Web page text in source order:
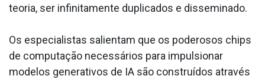
teoria, ser infinitamente duplicados e disseminado.
Os especialistas salientam que os poderosos chips
de computação necessários para impulsionar
modelos generativos de IA são construídos através